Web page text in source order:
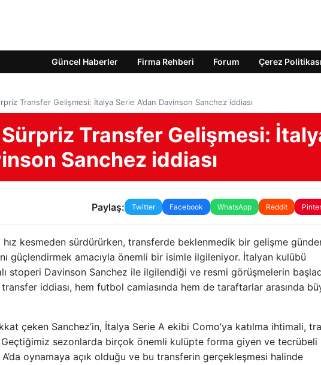
Güncel Haberler Firma Rehberi Forum Çerez Politikası
Transfer Gelişmesi: İtalya Serie A’dan Davinson Sanchez iddiası
Transfer Gelişmesi:
Sanchez iddiası
Paylaş: Twitter Facebook WhatsApp Reddit
hız kesmeden sürdürürken, transferde beklenmedik bir gelişme
güçlendirmek amacıyla önemli bir isimle ilgileniyor. İtalyan kulübü
stoperi Davinson Sanchez ile ilgilendiği ve resmi görüşmelerin
iddiası, hem futbol camiasında hem de taraftarlar arasında
çeken Sanchez’in, İtalya Serie A ekibi Como’ya katılma ihtimali,
sezonlarda birçok önemli kulüpte forma giyen ve tecrübeli
oynamaya açık olduğu ve bu transferin gerçekleşmesi halinde